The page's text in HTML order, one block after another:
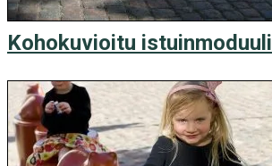
Kohokuvioitu istuinmoduuli